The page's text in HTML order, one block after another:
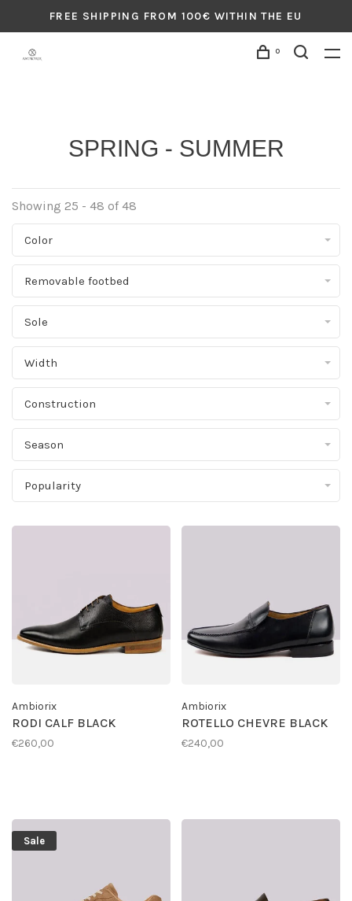
FREE SHIPPING FROM 100€ WITHIN THE EU
0
SPRING - SUMMER
Showing 25 - 48 of 48
Color
Removable footbed
Sole
Width
Construction
Season
Popularity
Ambiorix
RODI CALF BLACK
€260,00
Ambiorix
ROTELLO CHEVRE BLACK
€240,00
Sale